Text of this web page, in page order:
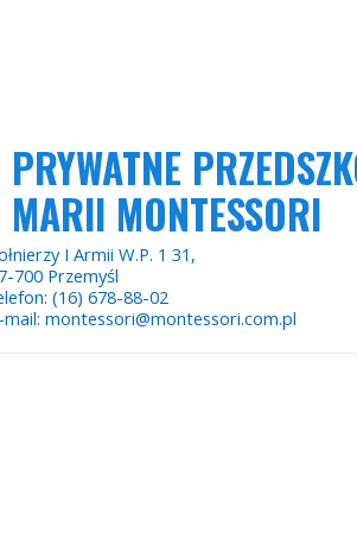
PRYWATNE
MARII MONTESSORI
I Armii W.P. 1 31,
700 Przemyśl
(16) 678-88-02
montessori@montessori.com.pl